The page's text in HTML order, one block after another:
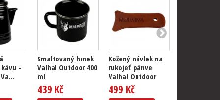
-
Smaltovaný hrnek
Valhal Outdoor 400
ml
439 Kč
Kožený návlek na
rukojeť pánve
Valhal Outdoor
499 Kč